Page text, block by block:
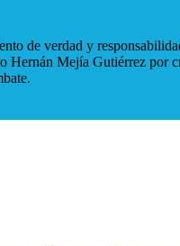
de verdad y
Mejía Gutiérrez por